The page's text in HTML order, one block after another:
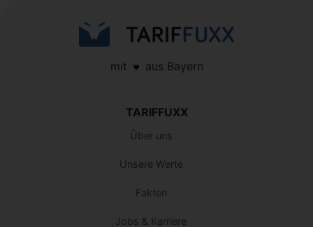
mit aus Bayern
TARIFFUXX
Über uns
Unsere Werte
Fakten
Jobs & Karriere